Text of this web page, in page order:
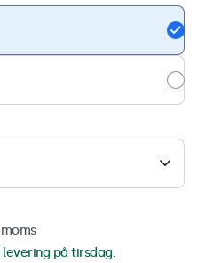
moms
levering på tirsdag.